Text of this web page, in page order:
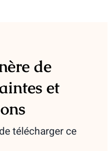
de
et
télécharger ce